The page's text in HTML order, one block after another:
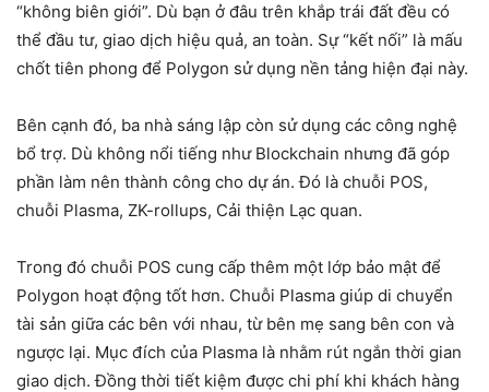
“không biên giới”. Dù bạn ở đâu trên khắp trái đất đều có
thể đầu tư, giao dịch hiệu quả, an toàn. Sự “kết nối” là mấu
chốt tiên phong để Polygon sử dụng nền tảng hiện đại này.
Bên cạnh đó, ba nhà sáng lập còn sử dụng các công nghệ
bổ trợ. Dù không nổi tiếng như Blockchain nhưng đã góp
phần làm nên thành công cho dự án. Đó là chuỗi POS,
chuỗi Plasma, ZK-rollups, Cải thiện Lạc quan.
Trong đó chuỗi POS cung cấp thêm một lớp bảo mật để
Polygon hoạt động tốt hơn. Chuỗi Plasma giúp di chuyển
tài sản giữa các bên với nhau, từ bên mẹ sang bên con và
ngược lại. Mục đích của Plasma là nhằm rút ngắn thời gian
giao dịch. Đồng thời tiết kiệm được chi phí khi khách hàng